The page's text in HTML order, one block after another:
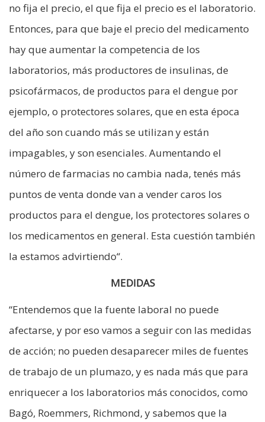
no fija el precio, el que fija el precio es el laboratorio.
Entonces, para que baje el precio del medicamento
hay que aumentar la competencia de los
laboratorios, más productores de insulinas, de
psicofármacos, de productos para el dengue por
ejemplo, o protectores solares, que en esta época
del año son cuando más se utilizan y están
impagables, y son esenciales. Aumentando el
número de farmacias no cambia nada, tenés más
puntos de venta donde van a vender caros los
productos para el dengue, los protectores solares o
los medicamentos en general. Esta cuestión también
la estamos advirtiendo“.
MEDIDAS
“Entendemos que la fuente laboral no puede
afectarse, y por eso vamos a seguir con las medidas
de acción; no pueden desaparecer miles de fuentes
de trabajo de un plumazo, y es nada más que para
enriquecer a los laboratorios más conocidos, como
Bagó, Roemmers, Richmond, y sabemos que la